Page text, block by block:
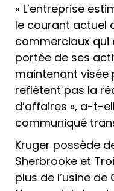
« L’entreprise
le courant actuel
commerciaux qui
portée de ses
maintenant visée
reflètent pas la
d’affaires », a-t-
communiqué
Kruger possède
Sherbrooke et
plus de l’usine